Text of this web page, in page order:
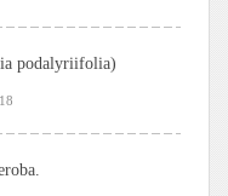
podalyriifolia)